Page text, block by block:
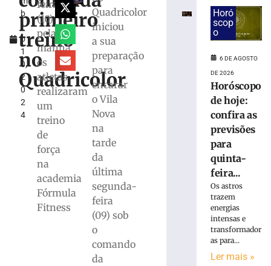
b
r
o
1
0,
2
0
2
4
primeiro
treino
no
Quadricolor
feira
(10)
pela
manhã,
os
atletas
realizaram
um
treino
de
força
na
academia
Fórmula
Fitness
Quadricolor
iniciou
a sua
preparação
para
encarar
o Vila
Nova
na
tarde
da
última
segunda-
feira
(09) sob
o
comando
da
no
próximo
adversário
Brasileiro
Guabiruba
realiza
finais
Horó
scop
o
6 DE AGOSTO
DE 2026
Horóscopo
de hoje:
confira as
previsões
para
quinta-
feira...
Os astros
trazem
energias
intensas e
transformador
as para...
Ler mais »